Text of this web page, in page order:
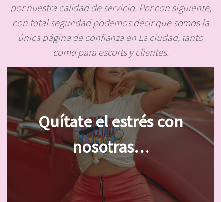
por nuestra calidad de servicio. Por con siguiente,
con total seguridad podemos decir que somos la
única página de confianza en La ciudad, tanto
como para escorts y clientes.
Quítate el estrés con
nosotras…